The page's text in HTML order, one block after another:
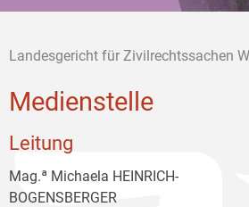
Landesgericht für Zivilrechtssachen
Medienstelle
Leitung
Mag.ª Michaela HEINRICH-
BOGENSBERGER